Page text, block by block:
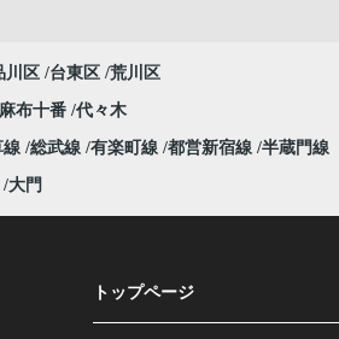
川区 台東区 荒川区
麻布十番 代々木
線 総武線 有楽町線 都営新宿線 半蔵門線
大門
トップページ